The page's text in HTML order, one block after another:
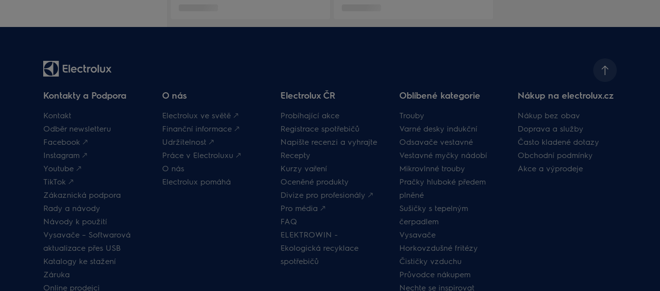
Kontakty a Podpora
Kontakt
Odběr newsletteru
Facebook 🡕
Instagram 🡕
Youtube 🡕
TikTok 🡕
Zákaznická podpora
Rady a návody
Návody k použití
Vysavače – Softwarová
aktualizace přes USB
Katalogy ke stažení
Záruka
Online prodejci
O nás
Electrolux ve světě 🡕
Finanční informace 🡕
Udržitelnost 🡕
Práce v Electroluxu 🡕
O nás
Electrolux pomáhá
Electrolux ČR
Probíhající akce
Registrace spotřebičů
Napište recenzi a vyhrajte
Recepty
Kurzy vaření
Oceněné produkty
Divize pro profesionály 🡕
Pro média 🡕
FAQ
ELEKTROWIN -
Ekologická recyklace
spotřebičů
Oblíbené kategorie
Trouby
Varné desky indukční
Odsavače vestavné
Vestavné myčky nádobí
Mikrovlnné trouby
Pračky hluboké předem
plněné
Sušičky s tepelným
čerpadlem
Vysavače
Horkovzdušné fritézy
Čističky vzduchu
Průvodce nákupem
Nechte se inspirovat
Nákup na electrolux.cz
Nákup bez obav
Doprava a služby
Často kladené dotazy
Obchodní podmínky
Akce a výprodeje